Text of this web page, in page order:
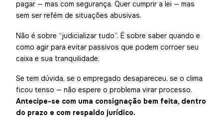
pagar — mas com segurança. Quer cumprir a lei — mas
sem ser refém de situações abusivas.
Não é sobre “judicializar tudo”. É sobre saber quando e
como agir para evitar passivos que podem corroer seu
caixa e sua tranquilidade.
Se tem dúvida, se o empregado desapareceu, se o clima
ficou tenso — não espere o problema virar processo.
Antecipe-se com uma consignação bem feita, dentro
do prazo e com respaldo jurídico.